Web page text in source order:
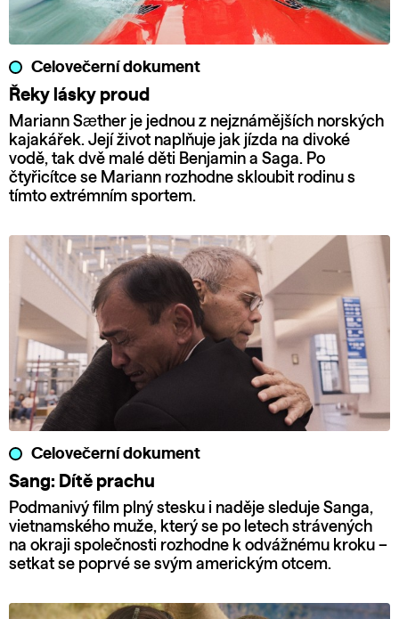
Celovečerní dokument
Řeky lásky proud
Mariann Sæther je jednou z nejznámějších norských
kajakářek. Její život naplňuje jak jízda na divoké
vodě, tak dvě malé děti Benjamin a Saga. Po
čtyřicítce se Mariann rozhodne skloubit rodinu s
tímto extrémním sportem.
Celovečerní dokument
Sang: Dítě prachu
Podmanivý film plný stesku i naděje sleduje Sanga,
vietnamského muže, který se po letech strávených
na okraji společnosti rozhodne k odvážnému kroku –
setkat se poprvé se svým americkým otcem.